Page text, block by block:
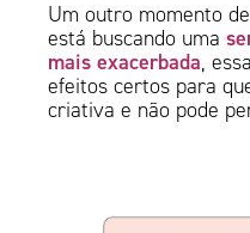
Um outro momento
está buscando uma
mais exacerbada,
efeitos certos para
criativa e não pode